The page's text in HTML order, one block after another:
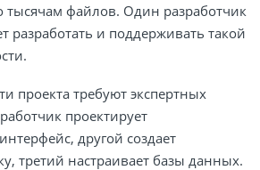
тысячам файлов. Один разработчик
разработать и поддерживать такой
проекта требуют экспертных
проектирует
другой создает
третий настраивает базы данных.